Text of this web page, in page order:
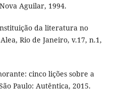
Aguilar, 1994.
da literatura no
Rio de Janeiro, v.17, n.1,
cinco lições sobre a
Paulo: Autêntica, 2015.